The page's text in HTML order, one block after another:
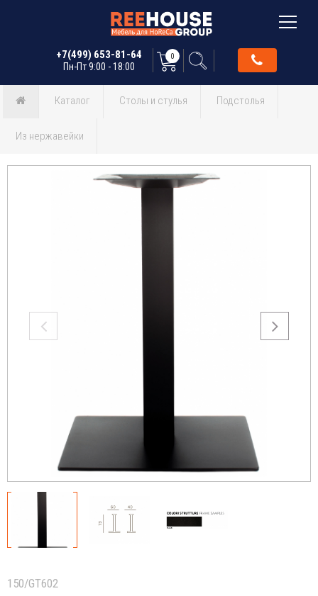
+7(499) 653-81-64
Пн-Пт 9:00 - 18:00
0
Каталог Столы и стулья Подстолья
Из нержавейки
150/GT602